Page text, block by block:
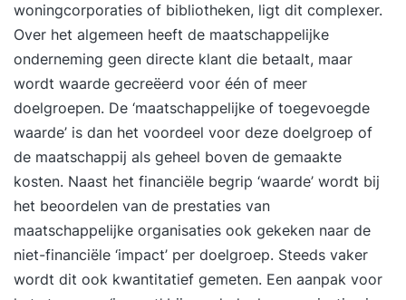
woningcorporaties of bibliotheken, ligt dit complexer.
Over het algemeen heeft de maatschappelijke
onderneming geen directe klant die betaalt, maar
wordt waarde gecreëerd voor één of meer
doelgroepen. De ‘maatschappelijke of toegevoegde
waarde’ is dan het voordeel voor deze doelgroep of
de maatschappij als geheel boven de gemaakte
kosten. Naast het financiële begrip ‘waarde’ wordt bij
het beoordelen van de prestaties van
maatschappelijke organisaties ook gekeken naar de
niet-financiële ‘impact’ per doelgroep. Steeds vaker
wordt dit ook kwantitatief gemeten. Een aanpak voor